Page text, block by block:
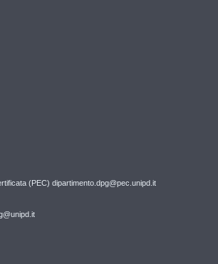
(PEC) dipartimento.dpg@pec.unipd.it